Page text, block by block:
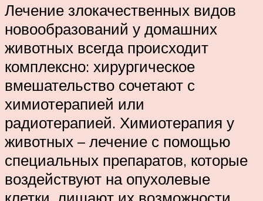
Лечение злокачественных видов
новообразований у домашних
животных всегда происходит
комплексно: хирургическое
вмешательство сочетают с
химиотерапией или
радиотерапией. Химиотерапия у
животных – лечение с помощью
специальных препаратов, которые
воздействуют на опухолевые